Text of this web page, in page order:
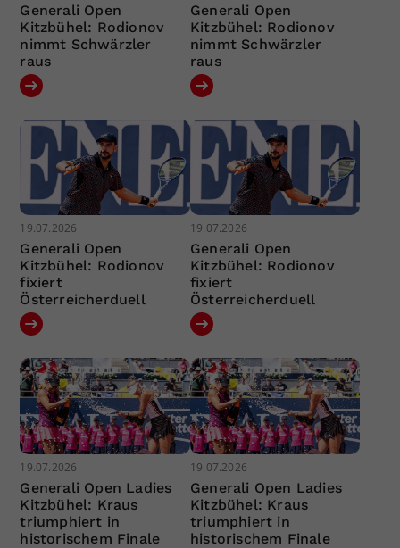
Generali Open
Kitzbühel: Rodionov
nimmt Schwärzler
raus
Generali Open
Kitzbühel: Rodionov
nimmt Schwärzler
raus
19.07.2026
Generali Open
Kitzbühel: Rodionov
fixiert
Österreicherduell
19.07.2026
Generali Open
Kitzbühel: Rodionov
fixiert
Österreicherduell
19.07.2026
Generali Open Ladies
Kitzbühel: Kraus
triumphiert in
historischem Finale
19.07.2026
Generali Open Ladies
Kitzbühel: Kraus
triumphiert in
historischem Finale